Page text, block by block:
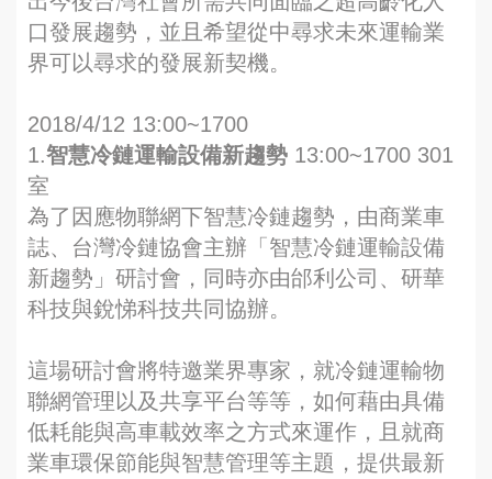
口發展趨勢，並且希望從中尋求未來運輸業
界可以尋求的發展新契機。
2018/4/12 13:00~1700
1.智慧冷鏈運輸設備新趨勢 13:00~1700 301
室
為了因應物聯網下智慧冷鏈趨勢，由商業車
誌、台灣冷鏈協會主辦「智慧冷鏈運輸設備
新趨勢」研討會，同時亦由邰利公司、研華
科技與銳悌科技共同協辦。
這場研討會將特邀業界專家，就冷鏈運輸物
聯網管理以及共享平台等等，如何藉由具備
低耗能與高車載效率之方式來運作，且就商
業車環保節能與智慧管理等主題，提供最新